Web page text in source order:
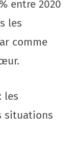
entre 2020
les
comme
les
situations